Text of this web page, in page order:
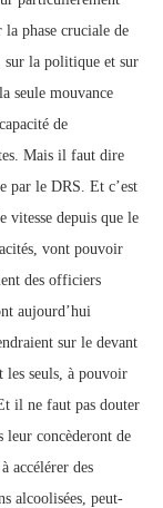
phase cruciale de
sur la politique et sur
seule mouvance
de
Mais il faut dire
par le DRS. Et c’est
vitesse depuis que le
vont pouvoir
des officiers
aujourd’hui
sur le devant
les seuls, à pouvoir
il ne faut pas douter
leur concèderont de
accélérer des
alcoolisées, peut-